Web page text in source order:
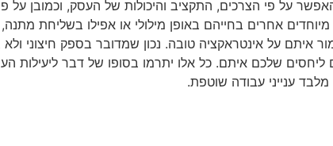
על פי הצרכים, התקציב והיכולות של העסק, וכמובן על
אחרים בחייהם באופן מילולי או אפילו בשליחת
על אינטראקציה טובה. נכון שמדובר בספק חיצוני
שלכם איתם. כל אלו יתרמו בסופו של דבר ליעילות
ענייני עבודה שוטפת.